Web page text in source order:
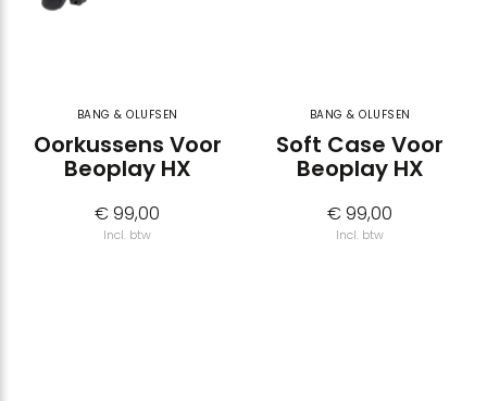
BANG & OLUFSEN
Oorkussens Voor
Beoplay HX
€ 99,00
Incl. btw
BANG & OLUFSEN
Soft Case Voor
Beoplay HX
€ 99,00
Incl. btw